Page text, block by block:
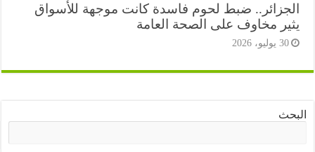
ضبط لحوم فاسدة كانت موجهة للأسواق
مخاوف على الصحة العامة